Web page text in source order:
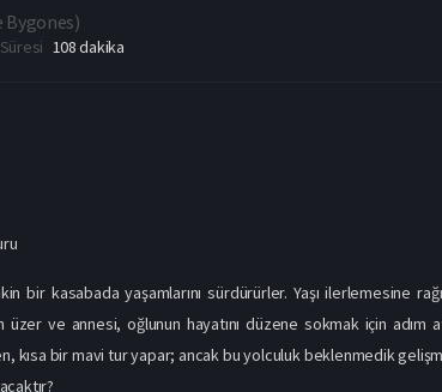
Bygones)
108 dakika
bir kasabada yaşamlarını sürdürürler. Yaşı ilerlemesine
ve annesi, oğlunun hayatını düzene sokmak için
kısa bir mavi tur yapar; ancak bu yolculuk beklenmedik